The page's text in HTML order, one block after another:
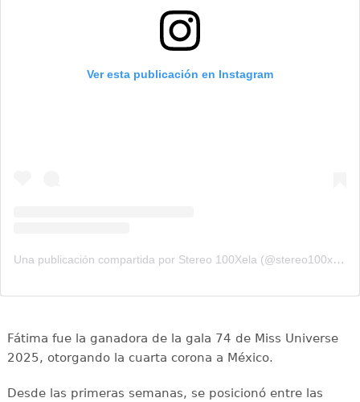
Ver esta publicación en Instagram
Una publicación compartida por Stereo 100Xela (@stereo100xela)
Fátima fue la ganadora de la gala 74 de Miss Universe
2025, otorgando la cuarta corona a México.
Desde las primeras semanas, se posicionó entre las